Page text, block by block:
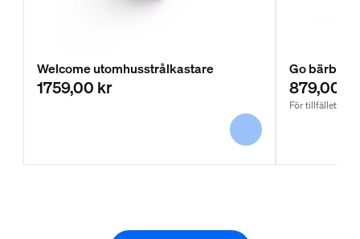
Welcome utomhusstrålkastare
1759,00 kr
Go bärbar
879,00 kr
För tillfället slut